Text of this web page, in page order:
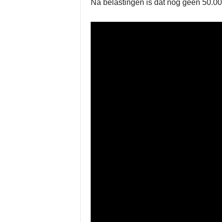
Na belastingen is dat nog geen